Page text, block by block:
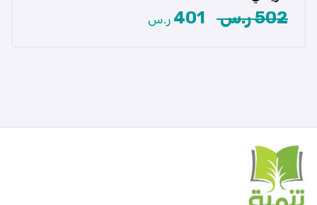
عرض المزيد
502 ر.س 401 ر.س